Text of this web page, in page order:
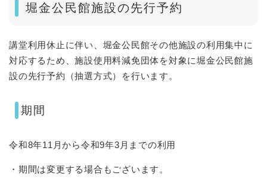
堀金公民館施設の先行予約
講堂利用休止に伴い、堀金公民館その他施設の利用集中に
対応するため、施設使用料減免団体を対象に堀金公民館施
設の先行予約（抽選方式）を行います。
期間
令和8年11月から令和9年3月までの利用
・期間は変更する場合もございます。